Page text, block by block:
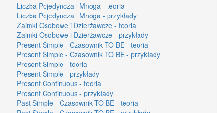
Liczba Pojedyncza i Mnoga - teoria
Liczba Pojedyncza i Mnoga - przykłady
Zaimki Osobowe i Dzierżawcze - teoria
Zaimki Osobowe i Dzierżawcze - przykłady
Present Simple - Czasownik TO BE - teoria
Present Simple - Czasownik TO BE - przykłady
Present Simple - teoria
Present Simple - przykłady
Present Continuous - teoria
Present Continuous - przykłady
Past Simple - Czasownik TO BE - teoria